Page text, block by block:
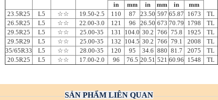
in
mm in mm in
mm
23.5R25
L5 ☆☆ 19.50-2.5 110 87 23.50 597 65.87 1673
TL
26.5R25
L5 ☆☆ 22.00-3.0 121 96 26.50 673 70.79 1798
TL
29.5R25
L5 ☆☆ 25.00-35 131 104.0 30.2 766 75.8 1925
TL
29.5R29
L5 ☆☆ 25.00-35 132 104.5 30.2 766 79.1 2008
TL
35/65R33
L5 ☆☆ 28.00-35 120 95 34.6 880 81.7 2075
TL
20.5R25
L5 ☆☆ 17.00-2.0 96 76.5 20.51 521 60.96 1548 TL
SẢN PHẨM LIÊN QUAN